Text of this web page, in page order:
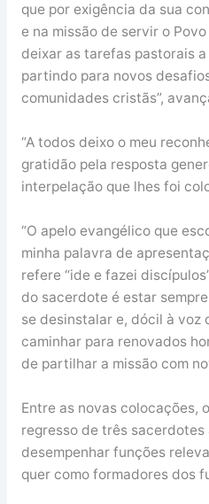
que por exigência da sua
e na missão de servir o
deixar as tarefas pastorais
partindo para novos
comunidades cristãs”,
“A todos deixo o meu
gratidão pela resposta
interpelação que lhes foi
“O apelo evangélico que
minha palavra de
refere “ide e fazei
do sacerdote é estar
se desinstalar e, dócil à voz
caminhar para renovados
de partilhar a missão com
Entre as novas colocações,
regresso de três sacerdotes
desempenhar funções
quer como formadores dos